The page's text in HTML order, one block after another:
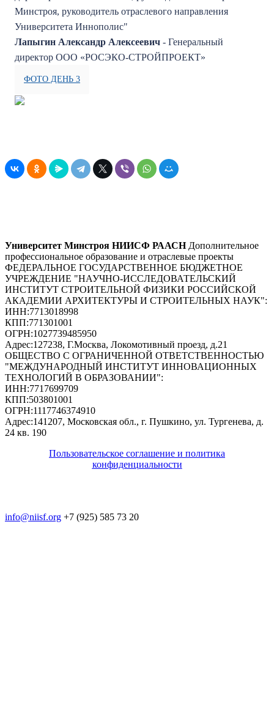
Минстроя, руководитель отраслевого направления
Университета Иннополис"
Лапыгин Александр Алексеевич - Генеральный
директор ООО «РОСЭКО-СТРОЙПРОЕКТ»
ФОТО ДЕНЬ 3
Университет Минстроя НИИСФ РААСН Дополнительное
профессиональное образование и отраслевые проекты
ФЕДЕРАЛЬНОЕ ГОСУДАРСТВЕННОЕ БЮДЖЕТНОЕ
УЧРЕЖДЕНИЕ "НАУЧНО-ИССЛЕДОВАТЕЛЬСКИЙ
ИНСТИТУТ СТРОИТЕЛЬНОЙ ФИЗИКИ РОССИЙСКОЙ
АКАДЕМИИ АРХИТЕКТУРЫ И СТРОИТЕЛЬНЫХ НАУК":
ИНН:7713018998
КПП:771301001
ОГРН:1027739485950
Адрес:127238, Г.Москва, Локомотивный проезд, д.21
ОБЩЕСТВО С ОГРАНИЧЕННОЙ ОТВЕТСТВЕННОСТЬЮ
"МЕЖДУНАРОДНЫЙ ИНСТИТУТ ИННОВАЦИОННЫХ
ТЕХНОЛОГИЙ В ОБРАЗОВАНИИ":
ИНН:7717699709
КПП:503801001
ОГРН:1117746374910
Адрес:141207, Московская обл., г. Пушкино, ул. Тургенева, д.
24 кв. 190
Пользовательское соглашение и политика
конфиденциальности
info@niisf.org +7 (925) 585 73 20